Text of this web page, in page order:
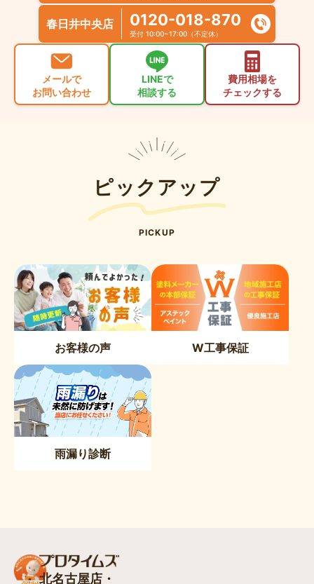
春日井中央店 0120-018-870
受付 10:00~17:00（不定休）
メールで
お問い合わせ
LINEで
相談する
費用相場を
チェックする
ピックアップ
PICKUP
お客様の声 W工事保証
雨漏り診断
北名古屋店・